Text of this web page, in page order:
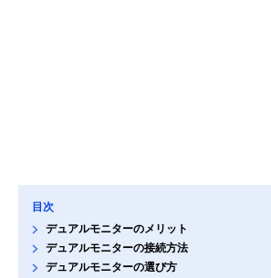
目次
デュアルモニターのメリット
デュアルモニターの接続方法
デュアルモニターの選び方